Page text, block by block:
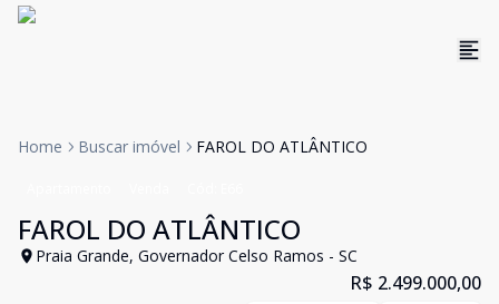
Home Buscar imóvel FAROL DO ATLÂNTICO
FAROL DO ATLÂNTICO
Praia Grande, Governador Celso Ramos - SC
R$ 2.499.000,00